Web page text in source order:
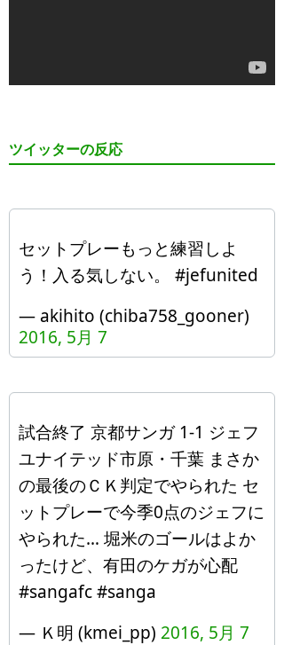
ツイッターの反応
セットプレーもっと練習しよ
う！入る気しない。 #jefunited
— akihito (chiba758_gooner)
2016, 5月 7
試合終了 京都サンガ 1-1 ジェフ
ユナイテッド市原・千葉 まさか
の最後のＣＫ判定でやられた セ
ットプレーで今季0点のジェフに
やられた… 堀米のゴールはよか
ったけど、有田のケガが心配
#sangafc #sanga
— Ｋ明 (kmei_pp) 2016, 5月 7